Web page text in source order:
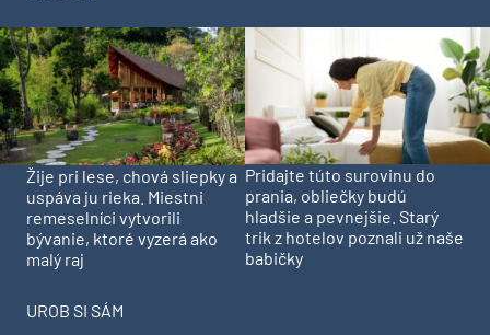
Žije pri lese, chová sliepky a
uspáva ju rieka. Miestni
remeselníci vytvorili
bývanie, ktoré vyzerá ako
malý raj
Pridajte túto surovinu do
prania, obliečky budú
hladšie a pevnejšie. Starý
trik z hotelov poznali už naše
babičky
UROB SI SÁM